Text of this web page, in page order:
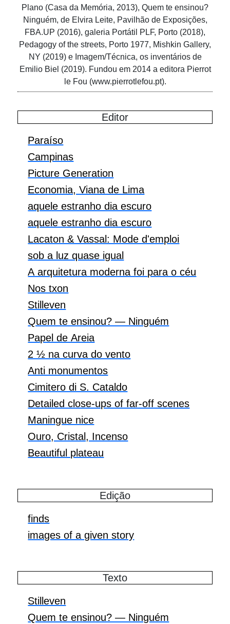
Plano (Casa da Memória, 2013), Quem te ensinou?
Ninguém, de Elvira Leite, Pavilhão de Exposições,
FBA.UP (2016), galeria Portátil PLF, Porto (2018),
Pedagogy of the streets, Porto 1977, Mishkin Gallery,
NY (2019) e Imagem/Técnica, os inventários de
Emilio Biel (2019). Fundou em 2014 a editora Pierrot
le Fou (www.pierrotlefou.pt).
Editor
Paraíso
Campinas
Picture Generation
Economia, Viana de Lima
aquele estranho dia escuro
aquele estranho dia escuro
Lacaton & Vassal: Mode d'emploi
sob a luz quase igual
A arquitetura moderna foi para o céu
Nos txon
Stilleven
Quem te ensinou? — Ninguém
Papel de Areia
2 ½ na curva do vento
Anti monumentos
Cimitero di S. Cataldo
Detailed close-ups of far-off scenes
Maningue nice
Ouro, Cristal, Incenso
Beautiful plateau
Edição
finds
images of a given story
Texto
Stilleven
Quem te ensinou? — Ninguém